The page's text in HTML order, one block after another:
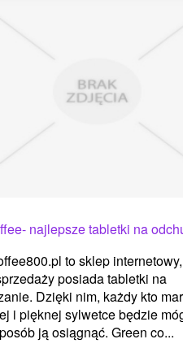
najlepsze tabletki na
to sklep
posiada tabletki na
Dzięki nim, każdy kto
i pięknej sylwetce będzie
ją osiągnąć. Green co...